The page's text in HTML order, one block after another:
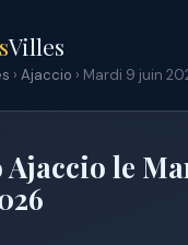
Villes
› Ajaccio › Mardi 9 juin
Ajaccio le